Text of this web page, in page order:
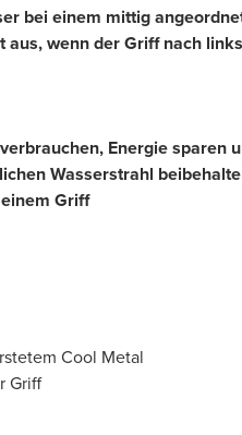
bei einem mittig
wenn der Griff nach
Energie sparen
Wasserstrahl
Griff
Cool Metal
Griff